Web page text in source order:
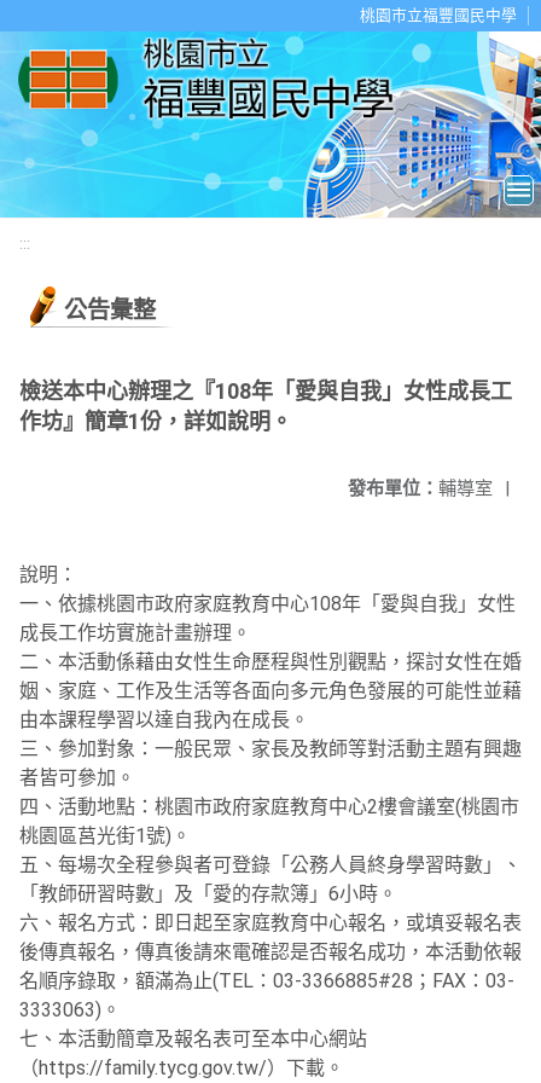
桃園市立福豐國民中學
:::
公告彙整
檢送本中心辦理之『108年「愛與自我」女性成長工
作坊』簡章1份，詳如說明。
發布單位： 輔導室 |
說明：
一、依據桃園市政府家庭教育中心108年「愛與自我」女性
成長工作坊實施計畫辦理。
二、本活動係藉由女性生命歷程與性別觀點，探討女性在婚
姻、家庭、工作及生活等各面向多元角色發展的可能性並藉
由本課程學習以達自我內在成長。
三、參加對象：一般民眾、家長及教師等對活動主題有興趣
者皆可參加。
四、活動地點：桃園市政府家庭教育中心2樓會議室(桃園市
桃園區莒光街1號)。
五、每場次全程參與者可登錄「公務人員終身學習時數」、
「教師研習時數」及「愛的存款簿」6小時。
六、報名方式：即日起至家庭教育中心報名，或填妥報名表
後傳真報名，傳真後請來電確認是否報名成功，本活動依報
名順序錄取，額滿為止(TEL：03-3366885#28；FAX：03-
3333063)。
七、本活動簡章及報名表可至本中心網站
（https://family.tycg.gov.tw/）下載。